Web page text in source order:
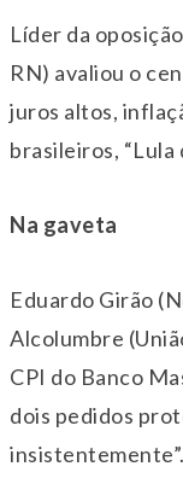
Líder da
RN) avaliou o
juros altos,
brasileiros, “Lula
Na gaveta
Eduardo Girão
Alcolumbre
CPI do Banco
dois pedidos
insistentemente”.